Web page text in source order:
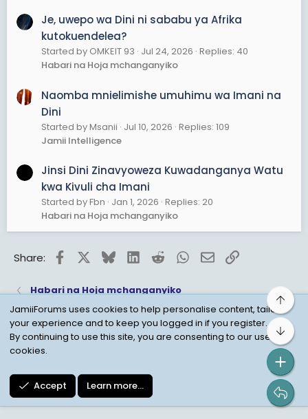
upendo?
6. Mambo Kama Kurusha Mawe Kupiga Shetani
Maana Gani Halisi?
Watu hufanya vitendo kama kurusha mawe wakisema
au ni ishara ya kupinga uovu? Je, tuna uhakika haya
mambo si maigizo ya kiroho?
7. Je, Dini Zinajenga Hofu Badala ya Maarifa?
ya “kukufuru.” Lakini swali ni hili: Imani inapaswa
kujengwa kwa maarifa au kwa hofu?
Kiranga
Je, uwepo wa Dini ni sababu ya Afrika
kutokuendelea?
Started by OMKEIT 93 Jul 24, 2026 Replies: 40
Habari na Hoja mchanganyiko
Naomba mnielimishe umuhimu wa Imani na
Dini
Started by Msanii Jul 10, 2026 Replies: 109
Jamii Intelligence
Jinsi Dini Zinavyoweza Kuwadanganya Watu
kwa Kivuli cha Imani
Started by Fbn Jan 1, 2026 Replies: 20
Habari na Hoja mchanganyiko
Share: FacebookBlueskyLinkedInRedditWhatsApp
EmailLink
Habari na Hoja mchanganyiko
Child Protection Policy
Personal Data Protection
JamiiForums uses cookies to help personalise content, tailor
your experience and to keep you logged in if you register.
By continuing to use this site, you are consenting to our use of
cookies.
Accept Learn more…
Top